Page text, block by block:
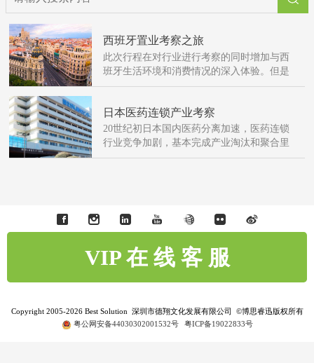
西班牙置业考察之旅
此次行程在对行业进行考察的同时增加与西
班牙生活环境和消费情况的深入体验。但是
有的方案只是是普通的出国旅游，如何正确
多的资源？探索经典风格建筑，实地探访文
化体验，博思睿迅带你走进西班牙！
日本医药连锁产业考察
20世纪初日本国内医药分离加速，医药连锁
行业竞争加剧，基本完成产业淘汰和聚合里
程。秉持如何“致力于对卓越药品的研制和创
VIP 在 线 客 服
Copyright 2005-2026 Best Solution 深圳市德翔文化发展有限公司 ©博思睿迅版权所有
粤公网安备44030302001532号
粤ICP备19022833号